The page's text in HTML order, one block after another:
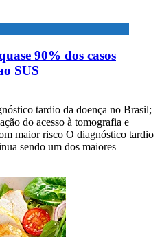
90% dos casos
SUS
tardio da doença no Brasil;
do acesso à tomografia e
maior risco O diagnóstico tardio
sendo um dos maiores